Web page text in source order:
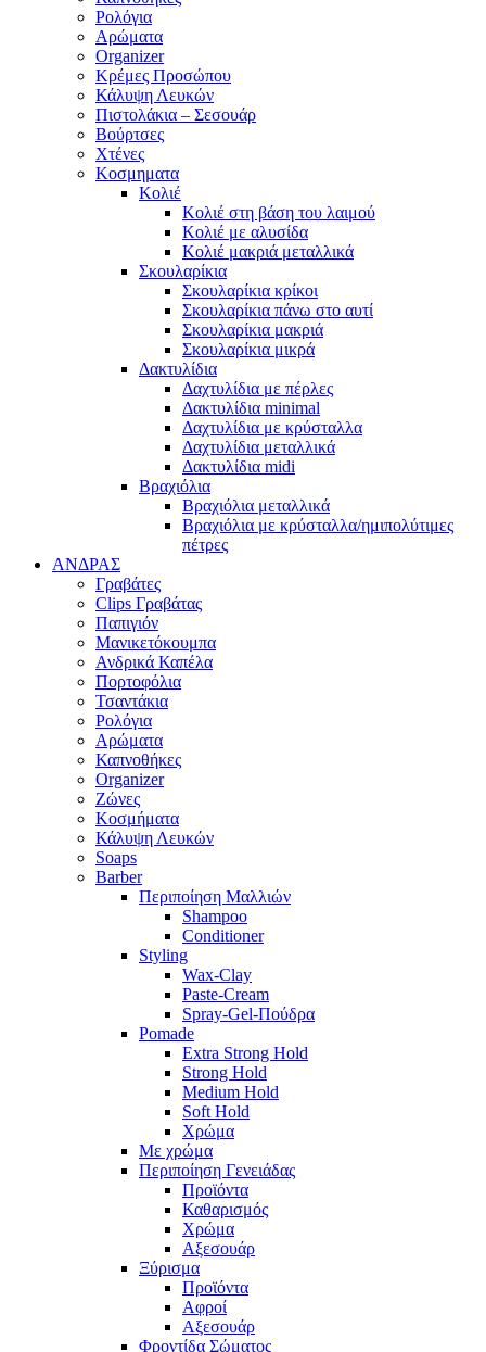
Ρολόγια
Αρώματα
Organizer
Κρέμες Προσώπου
Κάλυψη Λευκών
Πιστολάκια – Σεσουάρ
Βούρτσες
Χτένες
Κοσμηματα
Κολιέ
Κολιέ στη βάση του λαιμού
Κολιέ με αλυσίδα
Κολιέ μακριά μεταλλικά
Σκουλαρίκια
Σκουλαρίκια κρίκοι
Σκουλαρίκια πάνω στο αυτί
Σκουλαρίκια μακριά
Σκουλαρίκια μικρά
Δακτυλίδια
Δαχτυλίδια με πέρλες
Δακτυλίδια minimal
Δαχτυλίδια με κρύσταλλα
Δαχτυλίδια μεταλλικά
Δακτυλίδια midi
Βραχιόλια
Βραχιόλια μεταλλικά
Βραχιόλια με κρύσταλλα/ημιπολύτιμες
πέτρες
ΑΝΔΡΑΣ
Γραβάτες
Clips Γραβάτας
Παπιγιόν
Μανικετόκουμπα
Ανδρικά Καπέλα
Πορτοφόλια
Τσαντάκια
Ρολόγια
Αρώματα
Καπνοθήκες
Organizer
Ζώνες
Κοσμήματα
Κάλυψη Λευκών
Soaps
Barber
Περιποίηση Μαλλιών
Shampoo
Conditioner
Styling
Wax-Clay
Paste-Cream
Spray-Gel-Πούδρα
Pomade
Extra Strong Hold
Strong Hold
Medium Hold
Soft Hold
Χρώμα
Με χρώμα
Περιποίηση Γενειάδας
Προϊόντα
Καθαρισμός
Χρώμα
Αξεσουάρ
Ξύρισμα
Προϊόντα
Αφροί
Αξεσουάρ
Φροντίδα Σώματος